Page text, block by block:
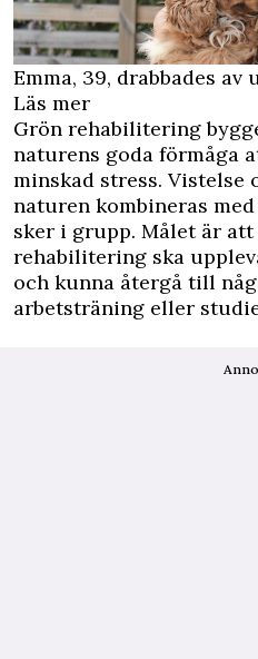
Emma, 39, drabbades
Läs mer
Grön rehabilitering
naturens goda förmåga
minskad stress. Vistelse
naturen kombineras
sker i grupp. Målet är
rehabilitering ska
och kunna återgå till
arbetsträning eller